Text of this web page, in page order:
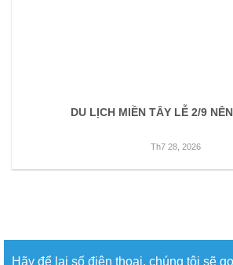
DU LỊCH MIỀN TÂY LỄ 2/9
Th7 28, 2026
Hãy để lại số điện thoại, chúng tôi sẽ